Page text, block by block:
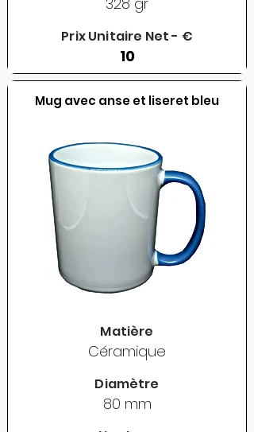
Prix Unitaire Net - €
10
Mug avec anse et liseret bleu
Matière
Céramique
Diamètre
80 mm